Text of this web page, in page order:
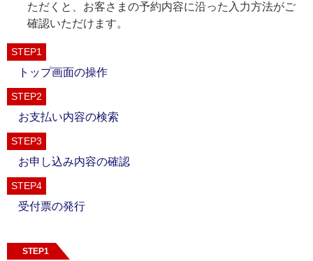
ただくと、お客さまの予約内容に沿った入力方法がご
確認いただけます。
STEP1
トップ画面の操作
STEP2
お支払い内容の検索
STEP3
お申し込み内容の確認
STEP4
受付票の発行
STEP1